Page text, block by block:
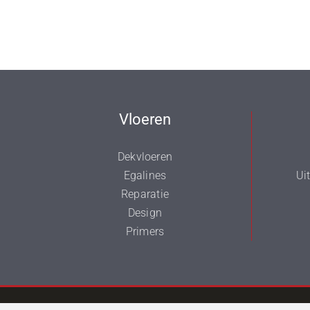
Vloeren
Dekvloeren
Egalines
Reparatie
Design
Primers